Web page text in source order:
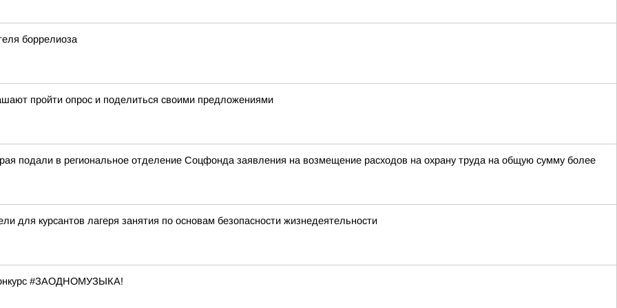
боррелиоза
пройти опрос и поделиться своими предложениями
подали в региональное отделение Соцфонда заявления на возмещение расходов на охрану труда на общую сумму более
курсантов лагеря занятия по основам безопасности жизнедеятельности
#ЗАОДНОМУЗЫКА!